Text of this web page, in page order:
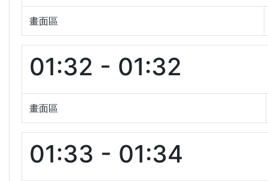
畫面區
01:32 - 01:32
畫面區
01:33 - 01:34